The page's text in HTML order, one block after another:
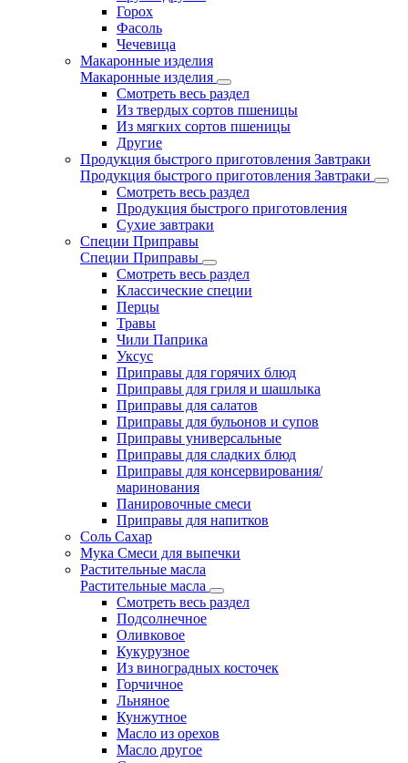
Горох
Фасоль
Чечевица
Макаронные изделия
Макаронные изделия
Смотреть весь раздел
Из твердых сортов пшеницы
Из мягких сортов пшеницы
Другие
Продукция быстрого приготовления Завтраки
Продукция быстрого приготовления Завтраки
Смотреть весь раздел
Продукция быстрого приготовления
Сухие завтраки
Специи Приправы
Специи Приправы
Смотреть весь раздел
Классические специи
Перцы
Травы
Чили Паприка
Уксус
Приправы для горячих блюд
Приправы для гриля и шашлыка
Приправы для салатов
Приправы для бульонов и супов
Приправы универсальные
Приправы для сладких блюд
Приправы для консервирования/
маринования
Панировочные смеси
Приправы для напитков
Соль Сахар
Мука Смеси для выпечки
Растительные масла
Растительные масла
Смотреть весь раздел
Подсолнечное
Оливковое
Кукурузное
Из виноградных косточек
Горчичное
Льняное
Кунжутное
Масло из орехов
Масло другое